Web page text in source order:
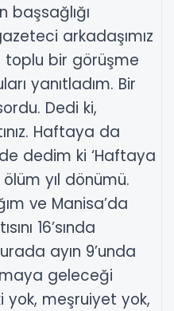
başsağlığı
arkadaşımız
bir görüşme
yanıtladım. Bir
Dedi ki,
Haftaya da
de dedim ki ‘Haftaya
ölüm yıl dönümü.
ve Manisa’da
16’sında
ayın 9’unda
geleceği
yok, meşruiyet yok,